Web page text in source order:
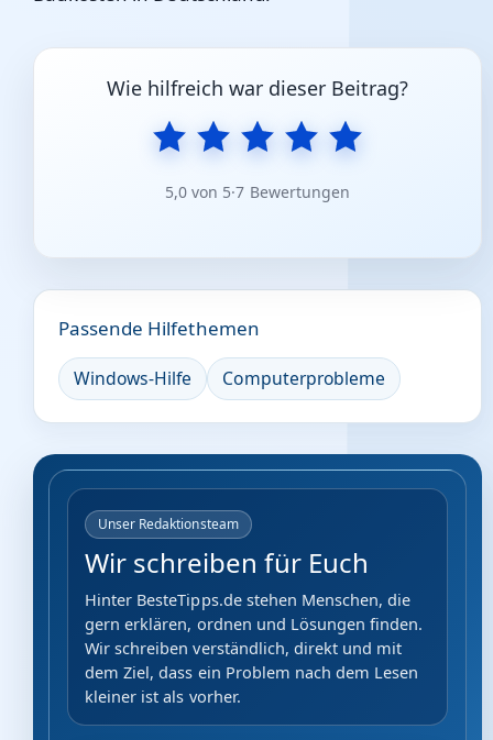
Wie hilfreich war dieser Beitrag?
5,0 von 5·7 Bewertungen
Passende Hilfethemen
Windows-Hilfe Computerprobleme
Unser Redaktionsteam
Wir schreiben für Euch
Hinter BesteTipps.de stehen Menschen, die
gern erklären, ordnen und Lösungen finden.
Wir schreiben verständlich, direkt und mit
dem Ziel, dass ein Problem nach dem Lesen
kleiner ist als vorher.